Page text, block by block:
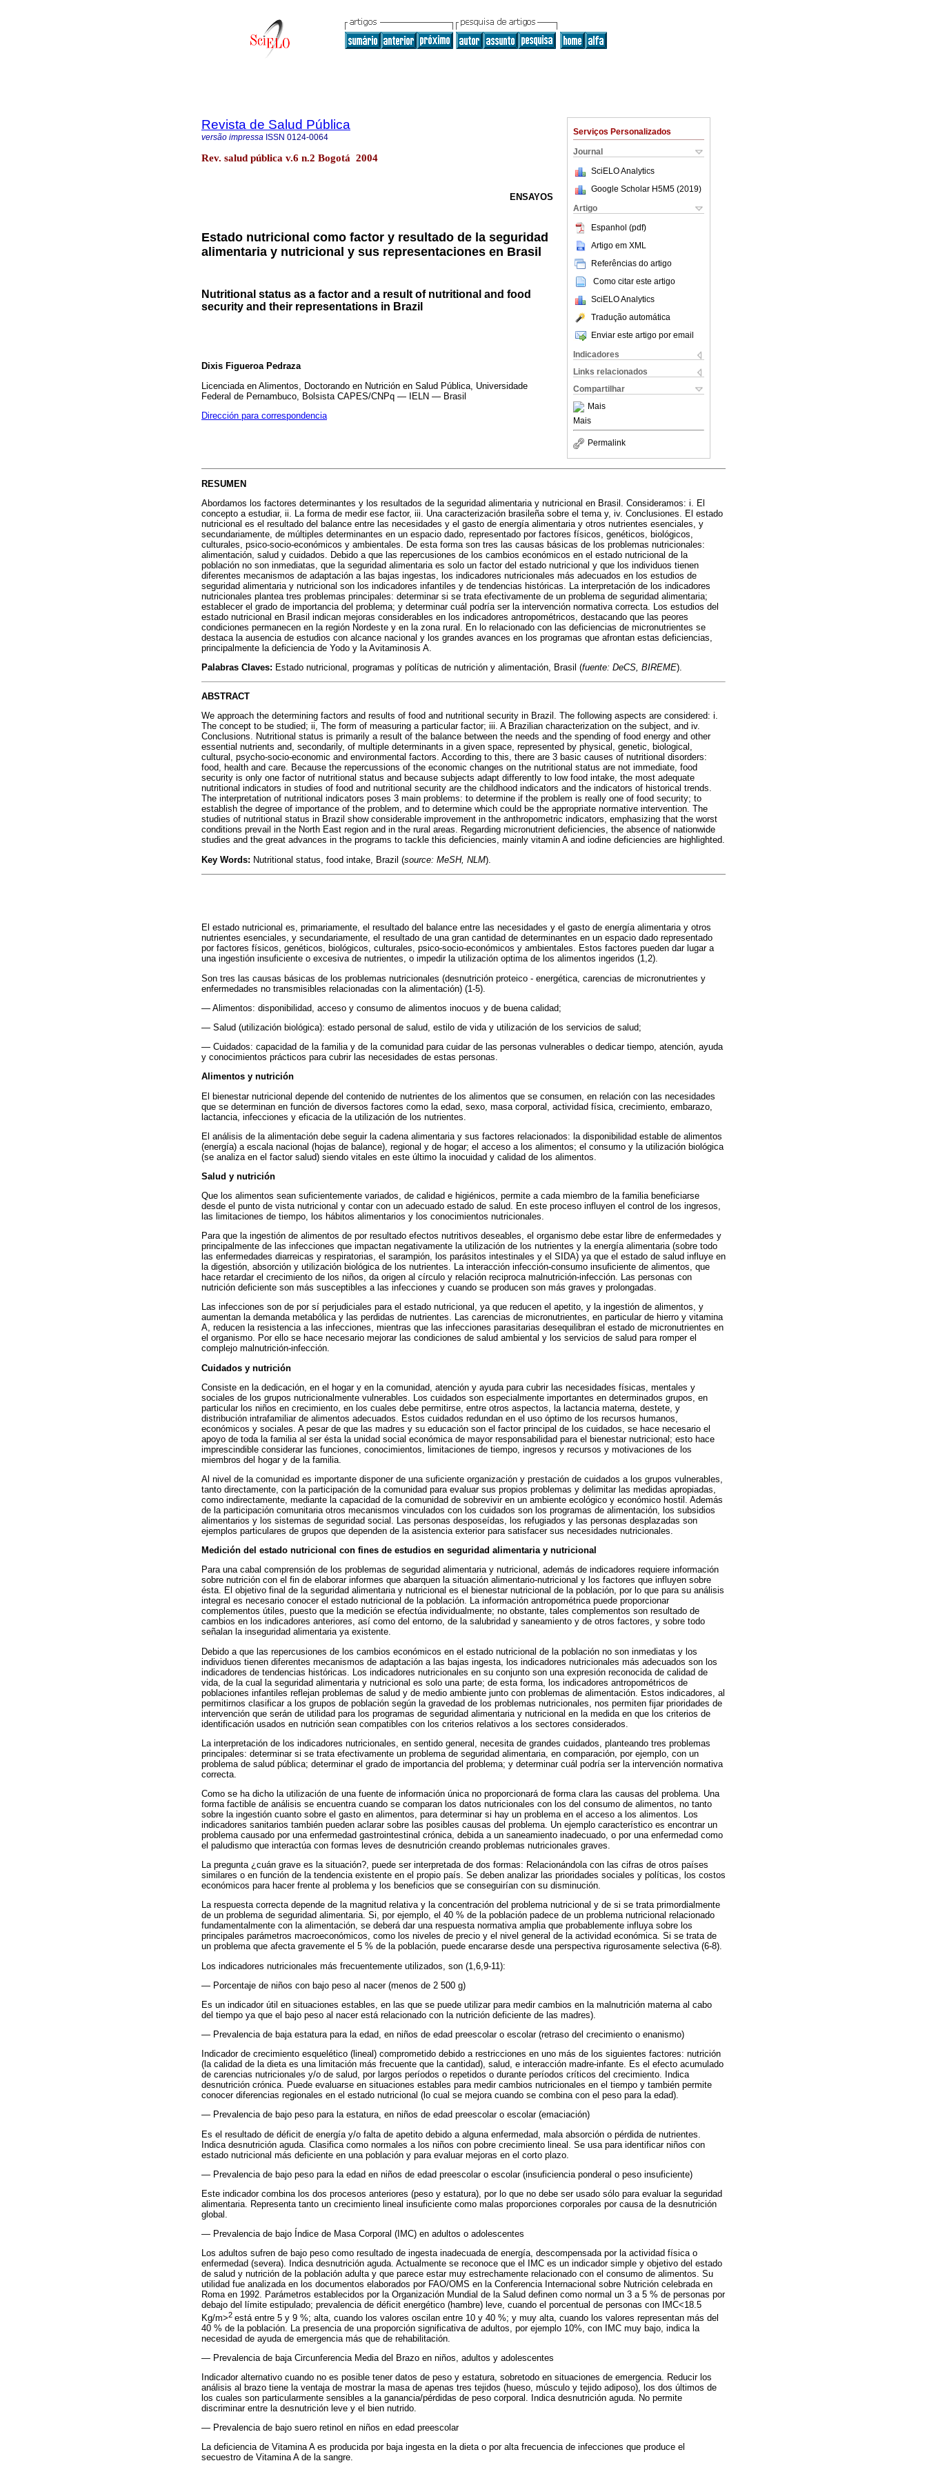
Serviços Personalizados
Journal
SciELO Analytics
Google Scholar H5M5 (2019)
Artigo
Espanhol (pdf)
Artigo em XML
Referências do artigo
Como citar este artigo
SciELO Analytics
Tradução automática
Enviar este artigo por email
Indicadores
Links relacionados
Compartilhar
Mais
Mais
Permalink
Revista de Salud Pública
versão impressa ISSN 0124-0064
Rev. salud pública v.6 n.2 Bogotá 2004
ENSAYOS
Estado nutricional como factor y resultado de la seguridad
alimentaria y nutricional y sus representaciones en Brasil
Nutritional status as a factor and a result of nutritional and food
security and their representations in Brazil
Dixis Figueroa Pedraza
Licenciada en Alimentos, Doctorando en Nutrición en Salud Pública, Universidade
Federal de Pernambuco, Bolsista CAPES/CNPq — IELN — Brasil
Dirección para correspondencia
RESUMEN
Abordamos los factores determinantes y los resultados de la seguridad alimentaria y nutricional en Brasil. Consideramos: i. El
concepto a estudiar, ii. La forma de medir ese factor, iii. Una caracterización brasileña sobre el tema y, iv. Conclusiones. El estado
nutricional es el resultado del balance entre las necesidades y el gasto de energía alimentaria y otros nutrientes esenciales, y
secundariamente, de múltiples determinantes en un espacio dado, representado por factores físicos, genéticos, biológicos,
culturales, psico-socio-económicos y ambientales. De esta forma son tres las causas básicas de los problemas nutricionales:
alimentación, salud y cuidados. Debido a que las repercusiones de los cambios económicos en el estado nutricional de la
población no son inmediatas, que la seguridad alimentaria es solo un factor del estado nutricional y que los individuos tienen
diferentes mecanismos de adaptación a las bajas ingestas, los indicadores nutricionales más adecuados en los estudios de
seguridad alimentaria y nutricional son los indicadores infantiles y de tendencias históricas. La interpretación de los indicadores
nutricionales plantea tres problemas principales: determinar si se trata efectivamente de un problema de seguridad alimentaria;
establecer el grado de importancia del problema; y determinar cuál podría ser la intervención normativa correcta. Los estudios del
estado nutricional en Brasil indican mejoras considerables en los indicadores antropométricos, destacando que las peores
condiciones permanecen en la región Nordeste y en la zona rural. En lo relacionado con las deficiencias de micronutrientes se
destaca la ausencia de estudios con alcance nacional y los grandes avances en los programas que afrontan estas deficiencias,
principalmente la deficiencia de Yodo y la Avitaminosis A.
Palabras Claves: Estado nutricional, programas y políticas de nutrición y alimentación, Brasil (fuente: DeCS, BIREME).
ABSTRACT
We approach the determining factors and results of food and nutritional security in Brazil. The following aspects are considered: i.
The concept to be studied; ii, The form of measuring a particular factor; iii. A Brazilian characterization on the subject, and iv.
Conclusions. Nutritional status is primarily a result of the balance between the needs and the spending of food energy and other
essential nutrients and, secondarily, of multiple determinants in a given space, represented by physical, genetic, biological,
cultural, psycho-socio-economic and environmental factors. According to this, there are 3 basic causes of nutritional disorders:
food, health and care. Because the repercussions of the economic changes on the nutritional status are not immediate, food
security is only one factor of nutritional status and because subjects adapt differently to low food intake, the most adequate
nutritional indicators in studies of food and nutritional security are the childhood indicators and the indicators of historical trends.
The interpretation of nutritional indicators poses 3 main problems: to determine if the problem is really one of food security; to
establish the degree of importance of the problem, and to determine which could be the appropriate normative intervention. The
studies of nutritional status in Brazil show considerable improvement in the anthropometric indicators, emphasizing that the worst
conditions prevail in the North East region and in the rural areas. Regarding micronutrient deficiencies, the absence of nationwide
studies and the great advances in the programs to tackle this deficiencies, mainly vitamin A and iodine deficiencies are highlighted.
Key Words: Nutritional status, food intake, Brazil (source: MeSH, NLM).
El estado nutricional es, primariamente, el resultado del balance entre las necesidades y el gasto de energía alimentaria y otros
nutrientes esenciales, y secundariamente, el resultado de una gran cantidad de determinantes en un espacio dado representado
por factores físicos, genéticos, biológicos, culturales, psico-socio-económicos y ambientales. Estos factores pueden dar lugar a
una ingestión insuficiente o excesiva de nutrientes, o impedir la utilización optima de los alimentos ingeridos (1,2).
Son tres las causas básicas de los problemas nutricionales (desnutrición proteico - energética, carencias de micronutrientes y
enfermedades no transmisibles relacionadas con la alimentación) (1-5).
— Alimentos: disponibilidad, acceso y consumo de alimentos inocuos y de buena calidad;
— Salud (utilización biológica): estado personal de salud, estilo de vida y utilización de los servicios de salud;
— Cuidados: capacidad de la familia y de la comunidad para cuidar de las personas vulnerables o dedicar tiempo, atención, ayuda
y conocimientos prácticos para cubrir las necesidades de estas personas.
Alimentos y nutrición
El bienestar nutricional depende del contenido de nutrientes de los alimentos que se consumen, en relación con las necesidades
que se determinan en función de diversos factores como la edad, sexo, masa corporal, actividad física, crecimiento, embarazo,
lactancia, infecciones y eficacia de la utilización de los nutrientes.
El análisis de la alimentación debe seguir la cadena alimentaria y sus factores relacionados: la disponibilidad estable de alimentos
(energía) a escala nacional (hojas de balance), regional y de hogar; el acceso a los alimentos; el consumo y la utilización biológica
(se analiza en el factor salud) siendo vitales en este último la inocuidad y calidad de los alimentos.
Salud y nutrición
Que los alimentos sean suficientemente variados, de calidad e higiénicos, permite a cada miembro de la familia beneficiarse
desde el punto de vista nutricional y contar con un adecuado estado de salud. En este proceso influyen el control de los ingresos,
las limitaciones de tiempo, los hábitos alimentarios y los conocimientos nutricionales.
Para que la ingestión de alimentos de por resultado efectos nutritivos deseables, el organismo debe estar libre de enfermedades y
principalmente de las infecciones que impactan negativamente la utilización de los nutrientes y la energía alimentaria (sobre todo
las enfermedades diarreicas y respiratorias, el sarampión, los parásitos intestinales y el SIDA) ya que el estado de salud influye en
la digestión, absorción y utilización biológica de los nutrientes. La interacción infección-consumo insuficiente de alimentos, que
hace retardar el crecimiento de los niños, da origen al círculo y relación reciproca malnutrición-infección. Las personas con
nutrición deficiente son más susceptibles a las infecciones y cuando se producen son más graves y prolongadas.
Las infecciones son de por sí perjudiciales para el estado nutricional, ya que reducen el apetito, y la ingestión de alimentos, y
aumentan la demanda metabólica y las perdidas de nutrientes. Las carencias de micronutrientes, en particular de hierro y vitamina
A, reducen la resistencia a las infecciones, mientras que las infecciones parasitarias desequilibran el estado de micronutrientes en
el organismo. Por ello se hace necesario mejorar las condiciones de salud ambiental y los servicios de salud para romper el
complejo malnutrición-infección.
Cuidados y nutrición
Consiste en la dedicación, en el hogar y en la comunidad, atención y ayuda para cubrir las necesidades físicas, mentales y
sociales de los grupos nutricionalmente vulnerables. Los cuidados son especialmente importantes en determinados grupos, en
particular los niños en crecimiento, en los cuales debe permitirse, entre otros aspectos, la lactancia materna, destete, y
distribución intrafamiliar de alimentos adecuados. Estos cuidados redundan en el uso óptimo de los recursos humanos,
económicos y sociales. A pesar de que las madres y su educación son el factor principal de los cuidados, se hace necesario el
apoyo de toda la familia al ser ésta la unidad social económica de mayor responsabilidad para el bienestar nutricional; esto hace
imprescindible considerar las funciones, conocimientos, limitaciones de tiempo, ingresos y recursos y motivaciones de los
miembros del hogar y de la familia.
Al nivel de la comunidad es importante disponer de una suficiente organización y prestación de cuidados a los grupos vulnerables,
tanto directamente, con la participación de la comunidad para evaluar sus propios problemas y delimitar las medidas apropiadas,
como indirectamente, mediante la capacidad de la comunidad de sobrevivir en un ambiente ecológico y económico hostil. Además
de la participación comunitaria otros mecanismos vinculados con los cuidados son los programas de alimentación, los subsidios
alimentarios y los sistemas de seguridad social. Las personas desposeídas, los refugiados y las personas desplazadas son
ejemplos particulares de grupos que dependen de la asistencia exterior para satisfacer sus necesidades nutricionales.
Medición del estado nutricional con fines de estudios en seguridad alimentaria y nutricional
Para una cabal comprensión de los problemas de seguridad alimentaria y nutricional, además de indicadores requiere información
sobre nutrición con el fin de elaborar informes que abarquen la situación alimentario-nutricional y los factores que influyen sobre
ésta. El objetivo final de la seguridad alimentaria y nutricional es el bienestar nutricional de la población, por lo que para su análisis
integral es necesario conocer el estado nutricional de la población. La información antropométrica puede proporcionar
complementos útiles, puesto que la medición se efectúa individualmente; no obstante, tales complementos son resultado de
cambios en los indicadores anteriores, así como del entorno, de la salubridad y saneamiento y de otros factores, y sobre todo
señalan la inseguridad alimentaria ya existente.
Debido a que las repercusiones de los cambios económicos en el estado nutricional de la población no son inmediatas y los
individuos tienen diferentes mecanismos de adaptación a las bajas ingesta, los indicadores nutricionales más adecuados son los
indicadores de tendencias históricas. Los indicadores nutricionales en su conjunto son una expresión reconocida de calidad de
vida, de la cual la seguridad alimentaria y nutricional es solo una parte; de esta forma, los indicadores antropométricos de
poblaciones infantiles reflejan problemas de salud y de medio ambiente junto con problemas de alimentación. Estos indicadores, al
permitirnos clasificar a los grupos de población según la gravedad de los problemas nutricionales, nos permiten fijar prioridades de
intervención que serán de utilidad para los programas de seguridad alimentaria y nutricional en la medida en que los criterios de
identificación usados en nutrición sean compatibles con los criterios relativos a los sectores considerados.
La interpretación de los indicadores nutricionales, en sentido general, necesita de grandes cuidados, planteando tres problemas
principales: determinar si se trata efectivamente un problema de seguridad alimentaria, en comparación, por ejemplo, con un
problema de salud pública; determinar el grado de importancia del problema; y determinar cuál podría ser la intervención normativa
correcta.
Como se ha dicho la utilización de una fuente de información única no proporcionará de forma clara las causas del problema. Una
forma factible de análisis se encuentra cuando se comparan los datos nutricionales con los del consumo de alimentos, no tanto
sobre la ingestión cuanto sobre el gasto en alimentos, para determinar si hay un problema en el acceso a los alimentos. Los
indicadores sanitarios también pueden aclarar sobre las posibles causas del problema. Un ejemplo característico es encontrar un
problema causado por una enfermedad gastrointestinal crónica, debida a un saneamiento inadecuado, o por una enfermedad como
el paludismo que interactúa con formas leves de desnutrición creando problemas nutricionales graves.
La pregunta ¿cuán grave es la situación?, puede ser interpretada de dos formas: Relacionándola con las cifras de otros países
similares o en función de la tendencia existente en el propio país. Se deben analizar las prioridades sociales y políticas, los costos
económicos para hacer frente al problema y los beneficios que se conseguirían con su disminución.
La respuesta correcta depende de la magnitud relativa y la concentración del problema nutricional y de si se trata primordialmente
de un problema de seguridad alimentaria. Si, por ejemplo, el 40 % de la población padece de un problema nutricional relacionado
fundamentalmente con la alimentación, se deberá dar una respuesta normativa amplia que probablemente influya sobre los
principales parámetros macroeconómicos, como los niveles de precio y el nivel general de la actividad económica. Si se trata de
un problema que afecta gravemente el 5 % de la población, puede encararse desde una perspectiva rigurosamente selectiva (6-8).
Los indicadores nutricionales más frecuentemente utilizados, son (1,6,9-11):
— Porcentaje de niños con bajo peso al nacer (menos de 2 500 g)
Es un indicador útil en situaciones estables, en las que se puede utilizar para medir cambios en la malnutrición materna al cabo
del tiempo ya que el bajo peso al nacer está relacionado con la nutrición deficiente de las madres).
— Prevalencia de baja estatura para la edad, en niños de edad preescolar o escolar (retraso del crecimiento o enanismo)
Indicador de crecimiento esquelético (lineal) comprometido debido a restricciones en uno más de los siguientes factores: nutrición
(la calidad de la dieta es una limitación más frecuente que la cantidad), salud, e interacción madre-infante. Es el efecto acumulado
de carencias nutricionales y/o de salud, por largos períodos o repetidos o durante períodos críticos del crecimiento. Indica
desnutrición crónica. Puede evaluarse en situaciones estables para medir cambios nutricionales en el tiempo y también permite
conocer diferencias regionales en el estado nutricional (lo cual se mejora cuando se combina con el peso para la edad).
— Prevalencia de bajo peso para la estatura, en niños de edad preescolar o escolar (emaciación)
Es el resultado de déficit de energía y/o falta de apetito debido a alguna enfermedad, mala absorción o pérdida de nutrientes.
Indica desnutrición aguda. Clasifica como normales a los niños con pobre crecimiento lineal. Se usa para identificar niños con
estado nutricional más deficiente en una población y para evaluar mejoras en el corto plazo.
— Prevalencia de bajo peso para la edad en niños de edad preescolar o escolar (insuficiencia ponderal o peso insuficiente)
Este indicador combina los dos procesos anteriores (peso y estatura), por lo que no debe ser usado sólo para evaluar la seguridad
alimentaria. Representa tanto un crecimiento lineal insuficiente como malas proporciones corporales por causa de la desnutrición
global.
— Prevalencia de bajo Índice de Masa Corporal (IMC) en adultos o adolescentes
Los adultos sufren de bajo peso como resultado de ingesta inadecuada de energía, descompensada por la actividad física o
enfermedad (severa). Indica desnutrición aguda. Actualmente se reconoce que el IMC es un indicador simple y objetivo del estado
de salud y nutrición de la población adulta y que parece estar muy estrechamente relacionado con el consumo de alimentos. Su
utilidad fue analizada en los documentos elaborados por FAO/OMS en la Conferencia Internacional sobre Nutrición celebrada en
Roma en 1992. Parámetros establecidos por la Organización Mundial de la Salud definen como normal un 3 a 5 % de personas por
debajo del límite estipulado; prevalencia de déficit energético (hambre) leve, cuando el porcentual de personas con IMC<18.5
Kg/m>2 está entre 5 y 9 %; alta, cuando los valores oscilan entre 10 y 40 %; y muy alta, cuando los valores representan más del
40 % de la población. La presencia de una proporción significativa de adultos, por ejemplo 10%, con IMC muy bajo, indica la
necesidad de ayuda de emergencia más que de rehabilitación.
— Prevalencia de baja Circunferencia Media del Brazo en niños, adultos y adolescentes
Indicador alternativo cuando no es posible tener datos de peso y estatura, sobretodo en situaciones de emergencia. Reducir los
análisis al brazo tiene la ventaja de mostrar la masa de apenas tres tejidos (hueso, músculo y tejido adiposo), los dos últimos de
los cuales son particularmente sensibles a la ganancia/pérdidas de peso corporal. Indica desnutrición aguda. No permite
discriminar entre la desnutrición leve y el bien nutrido.
— Prevalencia de bajo suero retinol en niños en edad preescolar
La deficiencia de Vitamina A es producida por baja ingesta en la dieta o por alta frecuencia de infecciones que produce el
secuestro de Vitamina A de la sangre.